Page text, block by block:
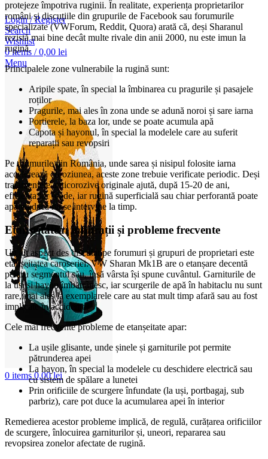
Login / Register
Search
Wishlist
0items / 0,00 lei
Menu
0 items 0,00lei
protejeze împotriva ruginii. În realitate, experiența proprietarilor
români și discuțiile din grupurile de Facebook sau forumurile
specializate (VWForum, Reddit, Quora) arată că, deși Sharanul
rezistă mai bine decât multe rivale din anii 2000, nu este imun la
rugină.
Principalele zone vulnerabile la rugină sunt:
Aripile spate, în special la îmbinarea cu pragurile și pasajele
roților
Pragurile, mai ales în zona unde se adună noroi și sare iarna
Portierele, la baza lor, unde se poate acumula apă
Capota și hayonul, în special la modelele care au suferit
reparații sau revopsiri
Pe drumurile din România, unde sarea și nisipul folosite iarna
accelerează coroziunea, aceste zone trebuie verificate periodic. Deși
tratamentele anticorozive originale ajută, după 15-20 de ani,
eficiența lor scade, iar rugină superficială sau chiar perforantă poate
apărea dacă nu se intervine la timp.
Etanșeitatea: infiltrații și probleme frecvente
Un alt aspect des discutat pe forumuri și grupuri de proprietari este
etanșeitatea caroseriei. VW Sharan Mk1B are o etanșare decentă
pentru segmentul său, însă vârsta își spune cuvântul. Garniturile de
la uși și hayon îmbătrânesc, iar scurgerile de apă în habitaclu nu sunt
rare, mai ales la exemplarele care au stat mult timp afară sau au fost
implicate în accidente.
Cele mai frecvente probleme de etanșeitate apar:
La ușile glisante, unde șinele și garniturile pot permite
pătrunderea apei
La hayon, în special la modelele cu deschidere electrică sau
cu sistem de spălare a lunetei
Prin orificiile de scurgere înfundate (la uși, portbagaj, sub
parbriz), care pot duce la acumularea apei în interior
Remedierea acestor probleme implică, de regulă, curățarea orificiilor
de scurgere, înlocuirea garniturilor și, uneori, repararea sau
revopsirea zonelor afectate de rugină.